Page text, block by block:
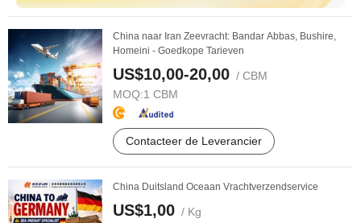
China naar Iran Zeevracht: Bandar Abbas, Bushire,
Homeini - Goedkope Tarieven
US$10,00-20,00 / CBM
MOQ:1 CBM
Contacteer de Leverancier
China Duitsland Oceaan Vrachtverzendservice
US$1,00 / Kg